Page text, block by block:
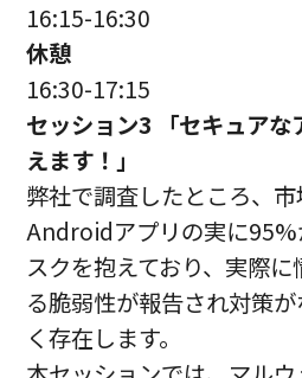
16:15-16:30
休憩
16:30-17:15
セッション3 「セキュア
えます！」
弊社で調査したところ、
Androidアプリの実に95%
スクを抱えており、実際
る脆弱性が報告され対策
く存在します。